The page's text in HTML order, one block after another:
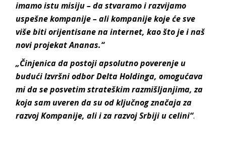
imamo istu misiju – da stvaramo i razvijamo
uspešne kompanije – ali kompanije koje će sve
više biti orijentisane na internet, kao što je i naš
novi projekat Ananas.“
„Činjenica da postoji apsolutno poverenje u
budući Izvršni odbor Delta Holdinga, omogućava
mi da se posvetim strateškim razmišljanjima, za
koja sam uveren da su od ključnog značaja za
razvoj Kompanije, ali i za razvoj Srbiji u celini“.